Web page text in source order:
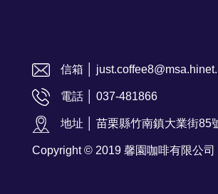
信箱 │
電話 │ 037-481866
地址 │ 苗栗縣竹南鎮大業街85
Copyright © 2019 馨園咖啡有限公司